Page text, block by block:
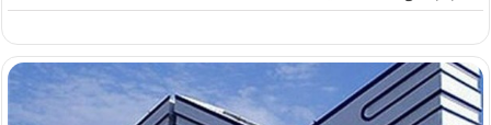
اضافه
مجموعه
امور
فرهنگی